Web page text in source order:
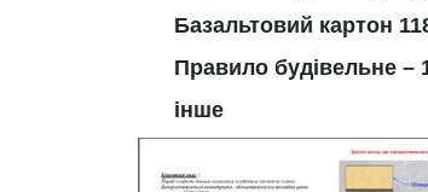
Базальтовий картон
Правило будівельне –
інше